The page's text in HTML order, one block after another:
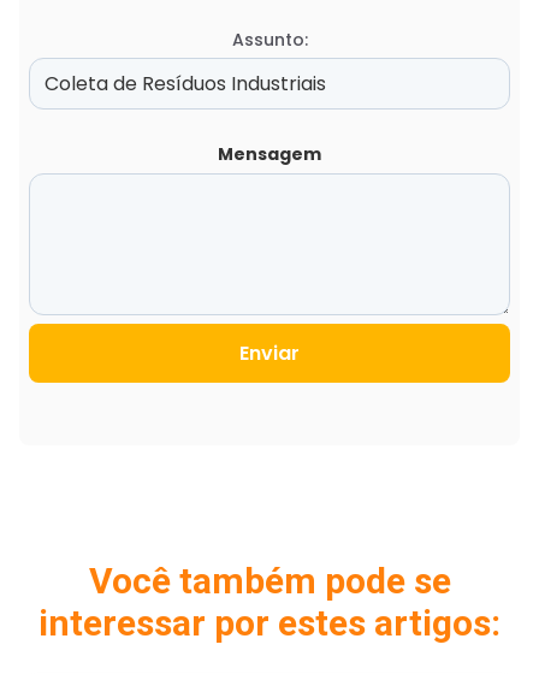
Assunto:
Mensagem
Enviar
Você também pode se
interessar por estes artigos: